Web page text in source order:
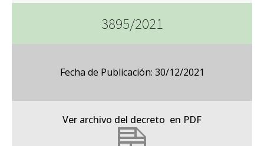
3895/2021
Fecha de Publicación: 30/12/2021
Ver archivo del decreto en PDF